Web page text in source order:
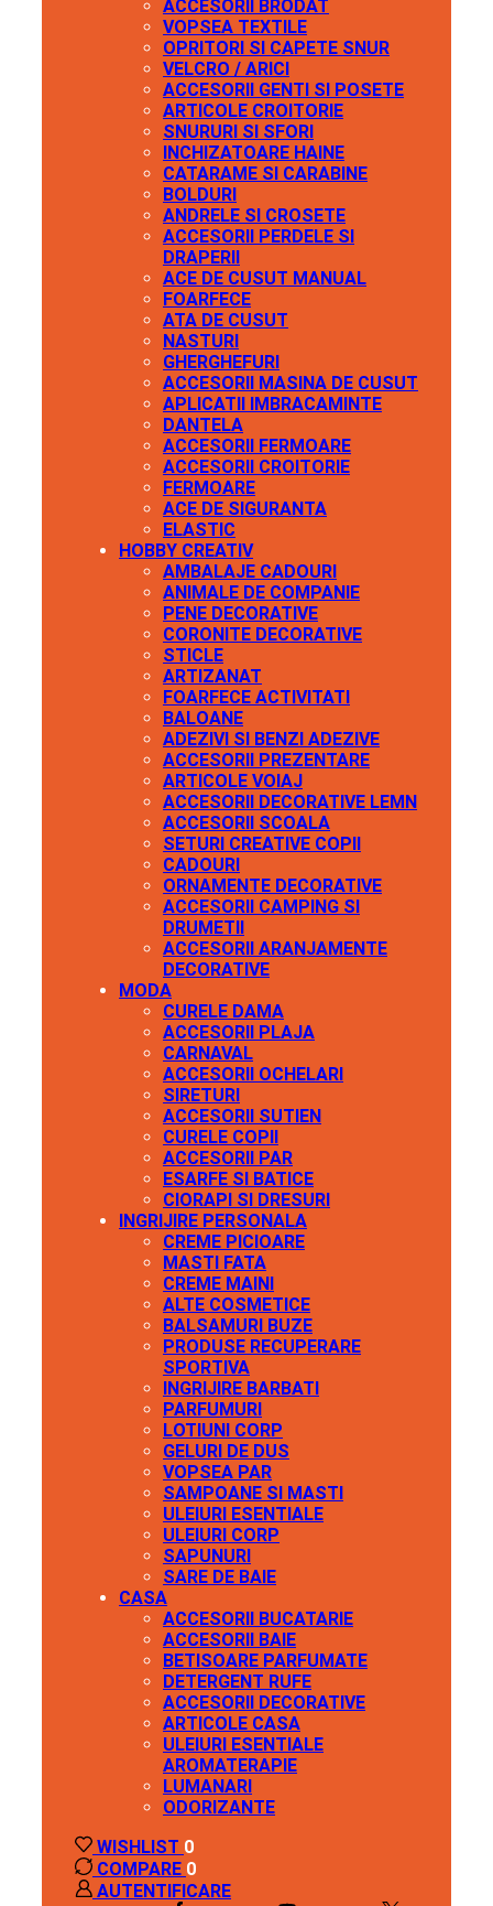
ACCESORII BRODAT
VOPSEA TEXTILE
OPRITORI SI CAPETE SNUR
VELCRO / ARICI
ACCESORII GENTI SI POSETE
ARTICOLE CROITORIE
SNURURI SI SFORI
INCHIZATOARE HAINE
CATARAME SI CARABINE
BOLDURI
ANDRELE SI CROSETE
ACCESORII PERDELE SI
DRAPERII
ACE DE CUSUT MANUAL
FOARFECE
ATA DE CUSUT
NASTURI
GHERGHEFURI
ACCESORII MASINA DE CUSUT
APLICATII IMBRACAMINTE
DANTELA
ACCESORII FERMOARE
ACCESORII CROITORIE
FERMOARE
ACE DE SIGURANTA
ELASTIC
HOBBY CREATIV
AMBALAJE CADOURI
ANIMALE DE COMPANIE
PENE DECORATIVE
CORONITE DECORATIVE
STICLE
ARTIZANAT
FOARFECE ACTIVITATI
BALOANE
ADEZIVI SI BENZI ADEZIVE
ACCESORII PREZENTARE
ARTICOLE VOIAJ
ACCESORII DECORATIVE LEMN
ACCESORII SCOALA
SETURI CREATIVE COPII
CADOURI
ORNAMENTE DECORATIVE
ACCESORII CAMPING SI
DRUMETII
ACCESORII ARANJAMENTE
DECORATIVE
MODA
CURELE DAMA
ACCESORII PLAJA
CARNAVAL
ACCESORII OCHELARI
SIRETURI
ACCESORII SUTIEN
CURELE COPII
ACCESORII PAR
ESARFE SI BATICE
CIORAPI SI DRESURI
INGRIJIRE PERSONALA
CREME PICIOARE
MASTI FATA
CREME MAINI
ALTE COSMETICE
BALSAMURI BUZE
PRODUSE RECUPERARE
SPORTIVA
INGRIJIRE BARBATI
PARFUMURI
LOTIUNI CORP
GELURI DE DUS
VOPSEA PAR
SAMPOANE SI MASTI
ULEIURI ESENTIALE
ULEIURI CORP
SAPUNURI
SARE DE BAIE
CASA
ACCESORII BUCATARIE
ACCESORII BAIE
BETISOARE PARFUMATE
DETERGENT RUFE
ACCESORII DECORATIVE
ARTICOLE CASA
ULEIURI ESENTIALE
AROMATERAPIE
LUMANARI
ODORIZANTE
WISHLIST 0
COMPARE 0
AUTENTIFICARE